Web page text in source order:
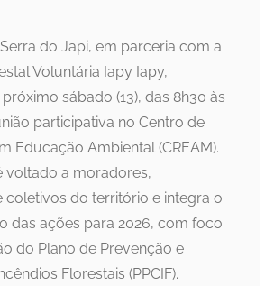
do Japi, em parceria com a
Voluntária Iapy Iapy,
sábado (13), das 8h30 às
participativa no Centro de
Educação Ambiental (CREAM).
voltado a moradores,
coletivos do território e integra o
das ações para 2026, com foco
do Plano de Prevenção e
Florestais (PPCIF).